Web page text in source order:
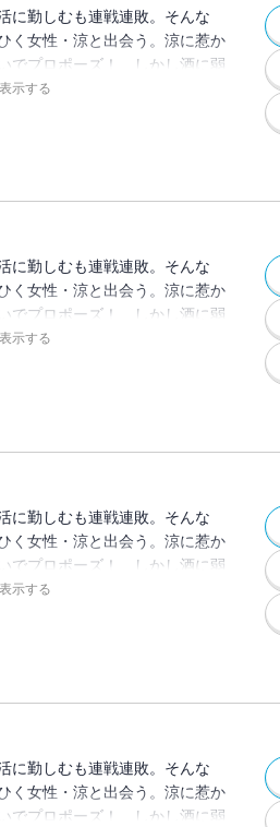
に勤しむも連戦連敗。そんな
く女性・涼と出会う。涼に惹か
でプロポーズ！ しかし酒に弱
、目覚めた場所はなんと涼の実
示する
に勤しむも連戦連敗。そんな
く女性・涼と出会う。涼に惹か
でプロポーズ！ しかし酒に弱
、目覚めた場所はなんと涼の実
示する
に勤しむも連戦連敗。そんな
く女性・涼と出会う。涼に惹か
でプロポーズ！ しかし酒に弱
、目覚めた場所はなんと涼の実
示する
に勤しむも連戦連敗。そんな
く女性・涼と出会う。涼に惹か
でプロポーズ！ しかし酒に弱